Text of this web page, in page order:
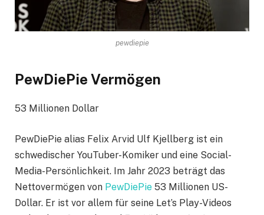
pewdiepie
PewDiePie Vermögen
53 Millionen Dollar
PewDiePie alias Felix Arvid Ulf Kjellberg ist ein
schwedischer YouTuber-Komiker und eine Social-
Media-Persönlichkeit. Im Jahr 2023 beträgt das
Nettovermögen von PewDiePie 53 Millionen US-
Dollar. Er ist vor allem für seine Let’s Play-Videos